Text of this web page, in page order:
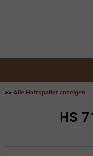
>> Alle Holzspalter anzeigen
HS